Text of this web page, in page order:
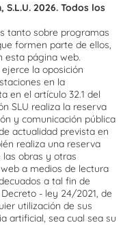
2026. Todos los
tanto sobre programas
formen parte de ellos,
esta página web.
la oposición
en la
en el artículo 32.1 del
SLU realiza la reserva
y comunicación pública
actualidad prevista en
realiza una reserva
las obras y otras
a medios de lectura
a tal fin de
- ley 24/2021, de
utilización de sus
artificial, sea cual sea su